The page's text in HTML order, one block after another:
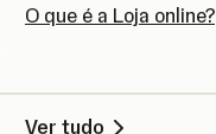
O que é a Loja online?
Ver tudo